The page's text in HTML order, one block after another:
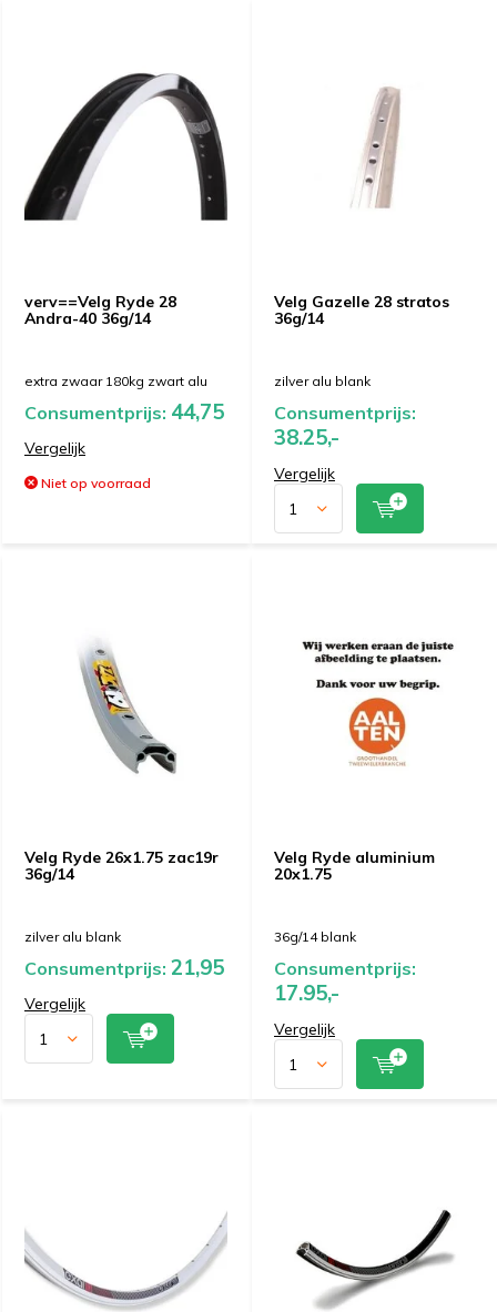
verv==Velg Ryde 28
Andra-40 36g/14
extra zwaar 180kg zwart alu
Consumentprijs: 44,75
Vergelijk
Niet op voorraad
Velg Gazelle 28 stratos
36g/14
zilver alu blank
Consumentprijs:
38.25,-
Vergelijk
Velg Ryde 26x1.75 zac19r
36g/14
zilver alu blank
Consumentprijs: 21,95
Vergelijk
Velg Ryde aluminium
20x1.75
36g/14 blank
Consumentprijs:
17.95,-
Vergelijk